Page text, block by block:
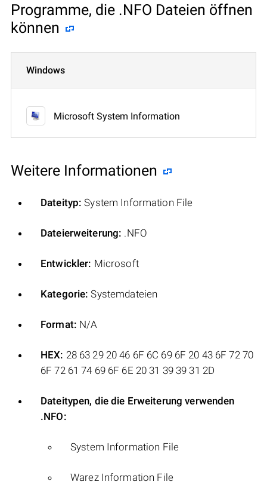
Programme, die .NFO Dateien öffnen
können
Windows
Microsoft System Information
Weitere Informationen
Dateityp: System Information File
Dateierweiterung: .NFO
Entwickler: Microsoft
Kategorie: Systemdateien
Format: N/A
HEX: 28 63 29 20 46 6F 6C 69 6F 20 43 6F 72 70
6F 72 61 74 69 6F 6E 20 31 39 39 31 2D
Dateitypen, die die Erweiterung verwenden
.NFO:
System Information File
Warez Information File